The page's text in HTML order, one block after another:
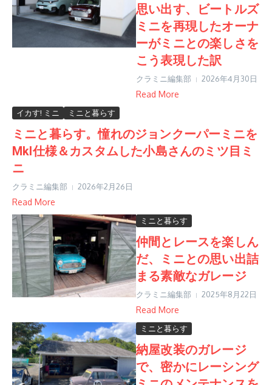
思い出す、ビートルズ
ミニを再現したオーナ
ーがミニとの楽しさを
こう表現した訳
クラミニ編集部 2026年4月30日
Read More
イカす! ミニ ミニと暮らす
ミニと暮らす。憧れのジョンクーパーミニを
MkI仕様＆カスタムした小島さんのミツ目ミ
ニ
クラミニ編集部 2026年2月26日
Read More
ミニと暮らす
仲間とレースを楽しん
だ、ミニとの思い出詰
まる素敵なガレージ
クラミニ編集部 2025年8月22日
Read More
ミニと暮らす
納屋改装のガレージ
で、密かにレーシング